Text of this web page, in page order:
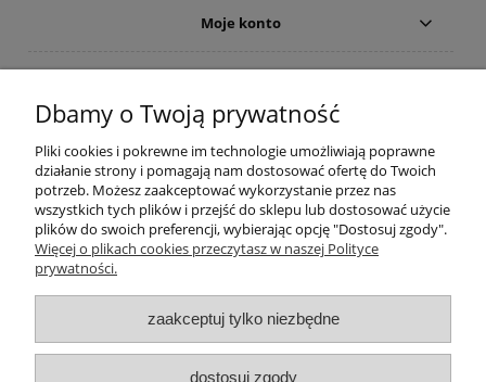
Moje konto
Informacje
O nas
Dbamy o Twoją prywatność
Pliki cookies i pokrewne im technologie umożliwiają poprawne
działanie strony i pomagają nam dostosować ofertę do Twoich
potrzeb. Możesz zaakceptować wykorzystanie przez nas
wszystkich tych plików i przejść do sklepu lub dostosować użycie
plików do swoich preferencji, wybierając opcję "Dostosuj zgody".
Więcej o plikach cookies przeczytasz w naszej Polityce
prywatności.
zaakceptuj tylko niezbędne
dostosuj zgody